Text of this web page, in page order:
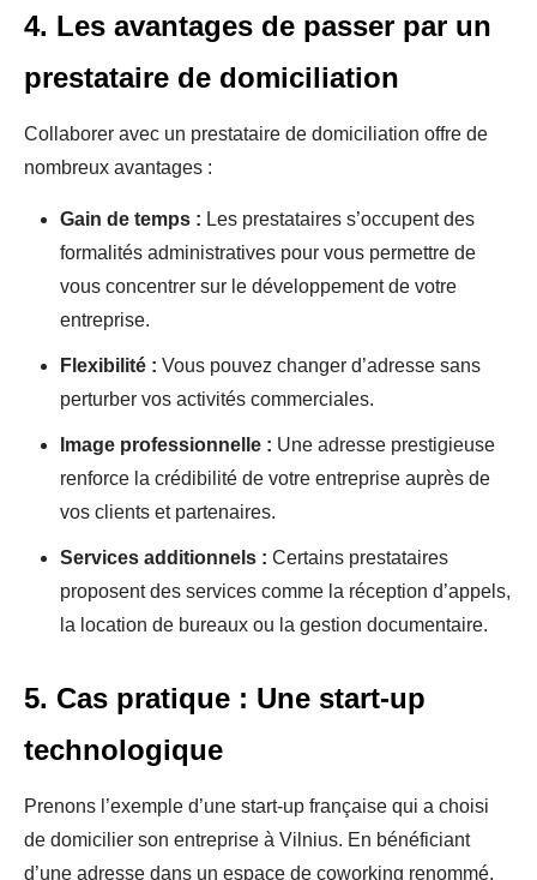
4. Les avantages de passer par un
prestataire de domiciliation
Collaborer avec un prestataire de domiciliation offre de
nombreux avantages :
Gain de temps : Les prestataires s’occupent des
formalités administratives pour vous permettre de
vous concentrer sur le développement de votre
entreprise.
Flexibilité : Vous pouvez changer d’adresse sans
perturber vos activités commerciales.
Image professionnelle : Une adresse prestigieuse
renforce la crédibilité de votre entreprise auprès de
vos clients et partenaires.
Services additionnels : Certains prestataires
proposent des services comme la réception d’appels,
la location de bureaux ou la gestion documentaire.
5. Cas pratique : Une start-up
technologique
Prenons l’exemple d’une start-up française qui a choisi
de domicilier son entreprise à Vilnius. En bénéficiant
d’une adresse dans un espace de coworking renommé,